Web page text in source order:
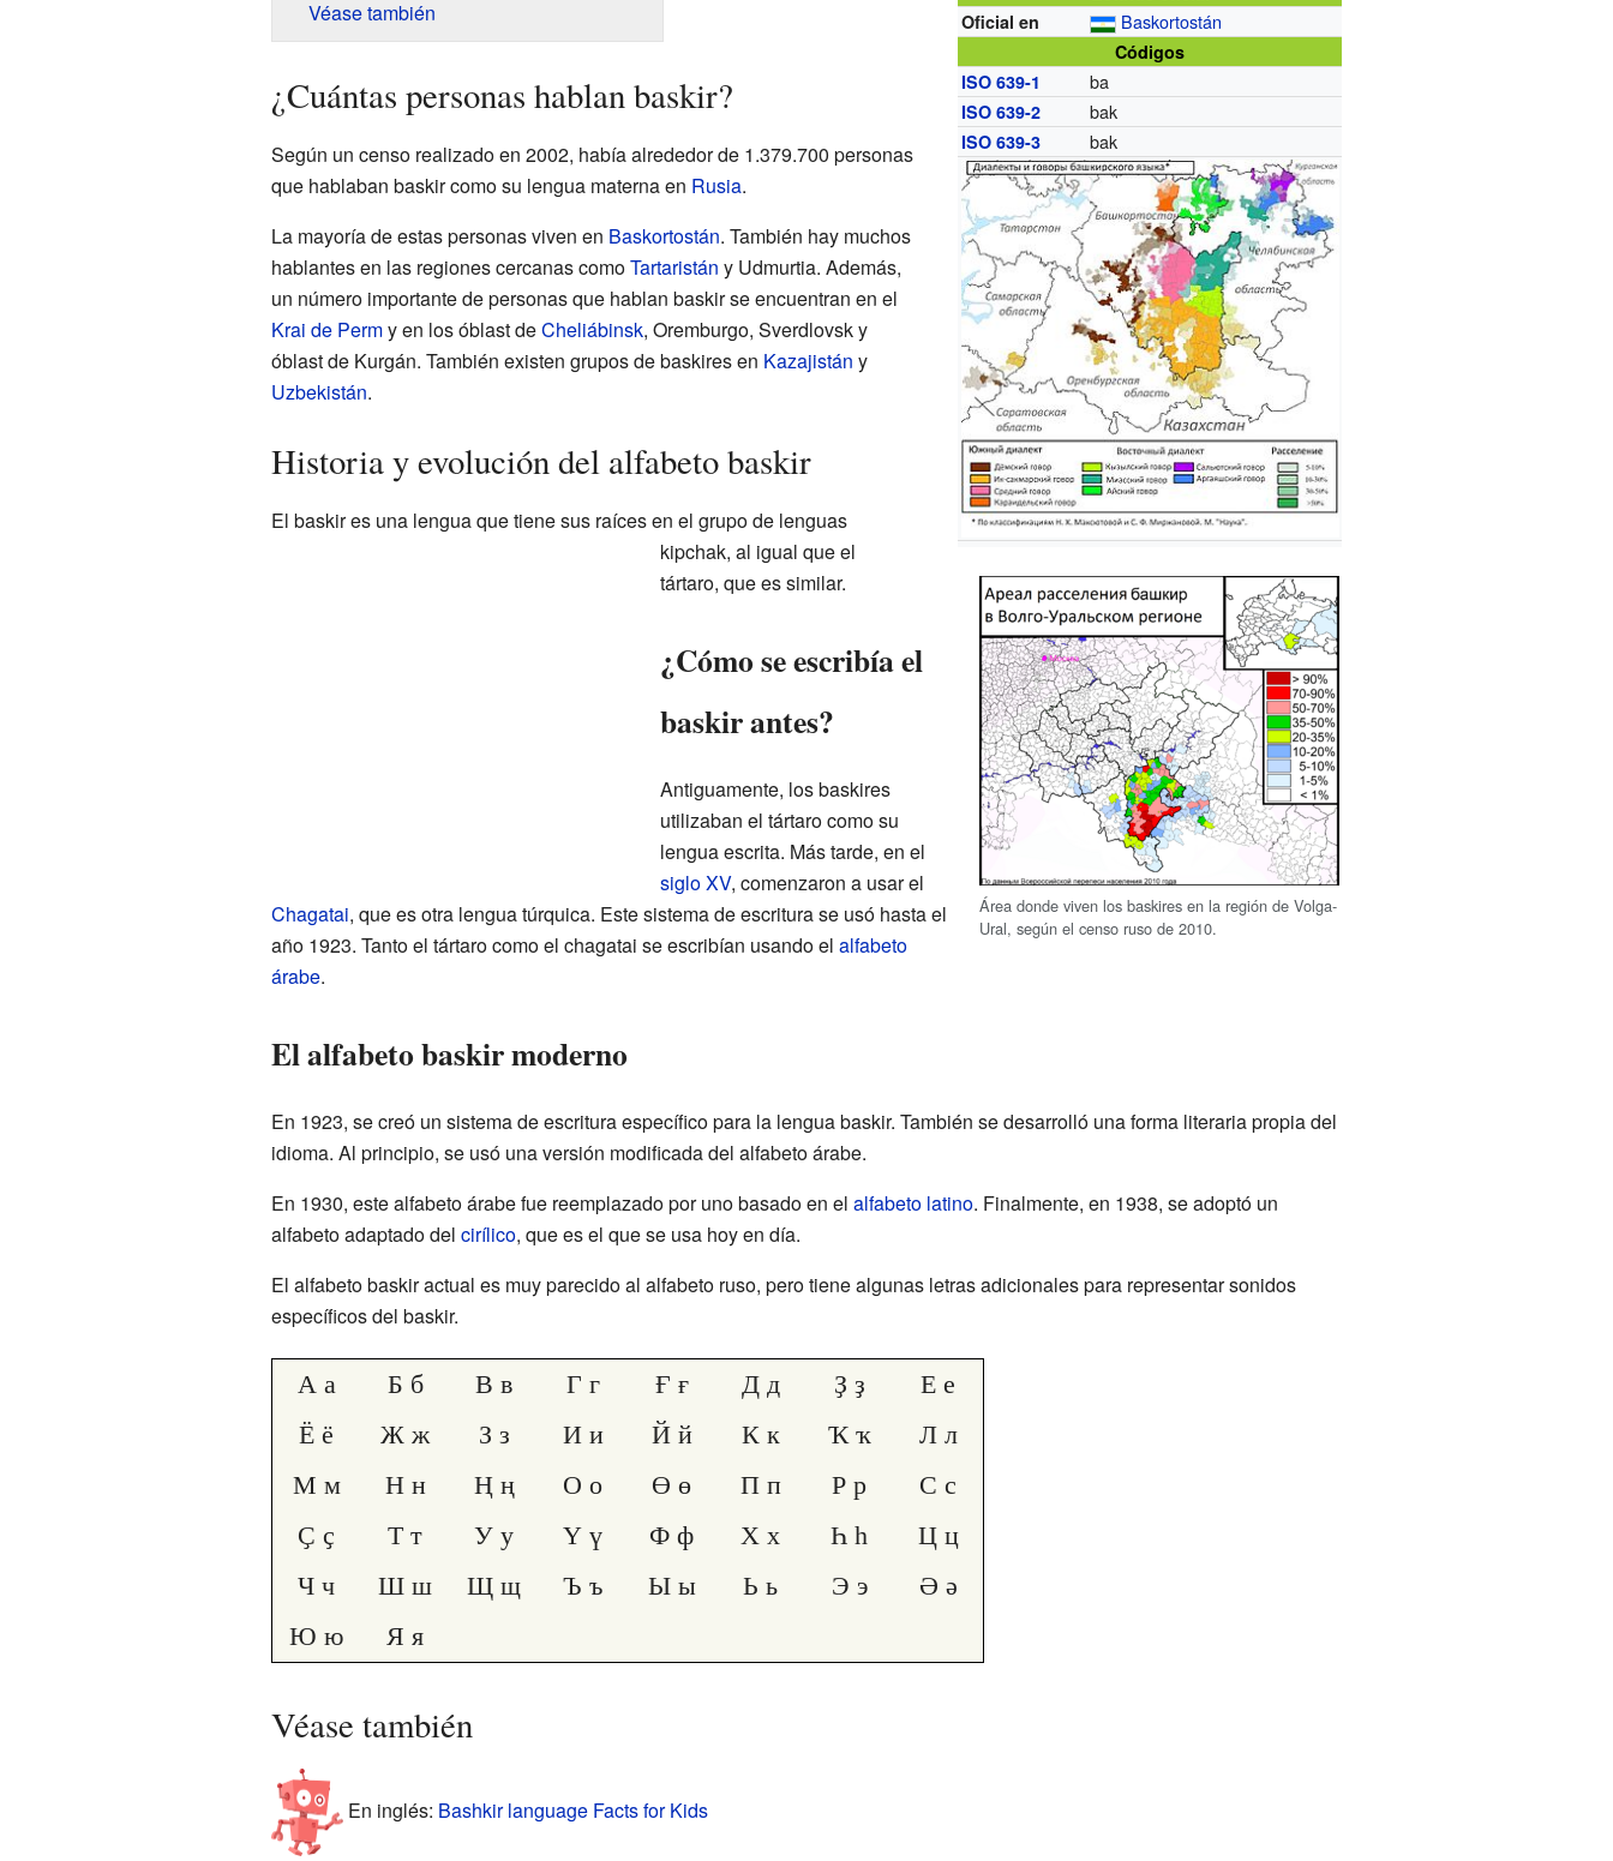
Oficial en
Baskortostán
Códigos
ISO 639-1
ba
ISO 639-2 bak
ISO 639-3 bak
Véase también
¿Cuántas personas hablan baskir?
Área donde viven los baskires en la región de Volga-
Ural, según el censo ruso de 2010.
Según un censo realizado en 2002, había alrededor de 1.379.700 personas
que hablaban baskir como su lengua materna en Rusia.
La mayoría de estas personas viven en Baskortostán. También hay muchos
hablantes en las regiones cercanas comoTartaristán y Udmurtia. Además,
un número importante de personas que hablan baskir se encuentran en el
Krai de Permy en los óblast deCheliábinsk, Oremburgo, Sverdlovsk y
óblast de Kurgán. También existen grupos de baskires en Kazajistán y
Uzbekistán.
Historia y evolución del alfabeto baskir
El baskir es una lengua que tiene sus raíces en el grupo de lenguas
kipchak, al igual que el
tártaro, que es similar.
¿Cómo se escribía el
baskir antes?
Antiguamente, los baskires
utilizaban el tártaro como su
lengua escrita. Más tarde, en el
siglo XV, comenzaron a usar el
Chagatai, que es otra lengua túrquica. Este sistema de escritura se usó hasta el
año 1923. Tanto el tártaro como el chagatai se escribían usando el alfabeto
árabe.
El alfabeto baskir moderno
En 1923, se creó un sistema de escritura específico para la lengua baskir. También se desarrolló una forma literaria propia del
idioma. Al principio, se usó una versión modificada del alfabeto árabe.
En 1930, este alfabeto árabe fue reemplazado por uno basado en el alfabeto latino. Finalmente, en 1938, se adoptó un
alfabeto adaptado del cirílico, que es el que se usa hoy en día.
El alfabeto baskir actual es muy parecido al alfabeto ruso, pero tiene algunas letras adicionales para representar sonidos
específicos del baskir.
А а Б б В в Г г Ғ ғ Д д Ҙ ҙ
Е е
Ё ё
Ж ж З з И и Й й К к Ҡ ҡ
Л л
М м
Н н Ң ң О о Ө ө П п Р р
С с
Ҫ ҫ
Т т У у Ү ү Ф ф Х х Һ һ
Ц ц
Ч ч
Ш ш Щ щ Ъ ъ Ы ы Ь ь Э э
Ә ә
Ю ю
Я я
Véase también
En inglés: Bashkir language Facts for Kids